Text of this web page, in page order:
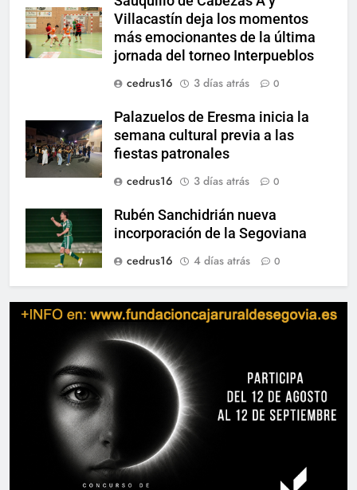
Villacastín deja los momentos
más emocionantes de la última
jornada del torneo Interpueblos
cedrus16
3 días atrás 0
Palazuelos de Eresma inicia la
semana cultural previa a las
fiestas patronales
cedrus16
3 días atrás 0
Rubén Sanchidrián nueva
incorporación de la Segoviana
cedrus16
4 días atrás 0